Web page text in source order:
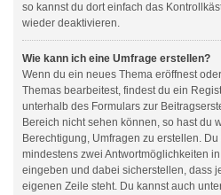
so kannst du dort einfach das
wieder deaktivieren.
Wie kann ich eine Umfrage erstellen?
Wenn du ein neues Thema eröffnest
Themas bearbeitest, findest du ein
unterhalb des Formulars zur
Bereich nicht sehen können, so hast du
Berechtigung, Umfragen zu erstellen.
mindestens zwei Antwortmöglichkeiten
eingeben und dabei sicherstellen, dass
eigenen Zeile steht. Du kannst auch